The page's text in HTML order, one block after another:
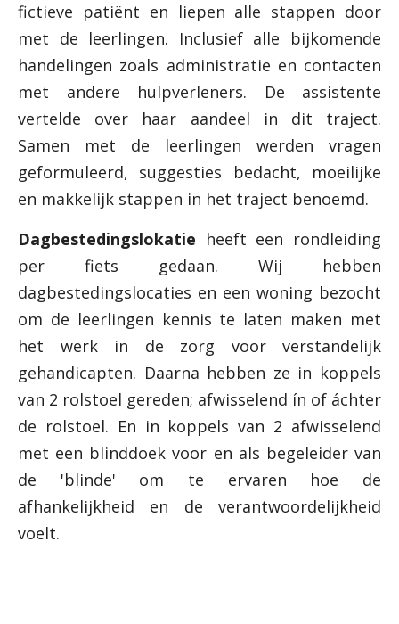
fictieve patiënt en liepen alle stappen door
met de leerlingen. Inclusief alle bijkomende
handelingen zoals administratie en contacten
met andere hulpverleners. De assistente
vertelde over haar aandeel in dit traject.
Samen met de leerlingen werden vragen
geformuleerd, suggesties bedacht, moeilijke
en makkelijk stappen in het traject benoemd.
Dagbestedingslokatie heeft een rondleiding
per fiets gedaan. Wij hebben
dagbestedingslocaties en een woning bezocht
om de leerlingen kennis te laten maken met
het werk in de zorg voor verstandelijk
gehandicapten. Daarna hebben ze in koppels
van 2 rolstoel gereden; afwisselend ín of áchter
de rolstoel. En in koppels van 2 afwisselend
met een blinddoek voor en als begeleider van
de 'blinde' om te ervaren hoe de
afhankelijkheid en de verantwoordelijkheid
voelt.